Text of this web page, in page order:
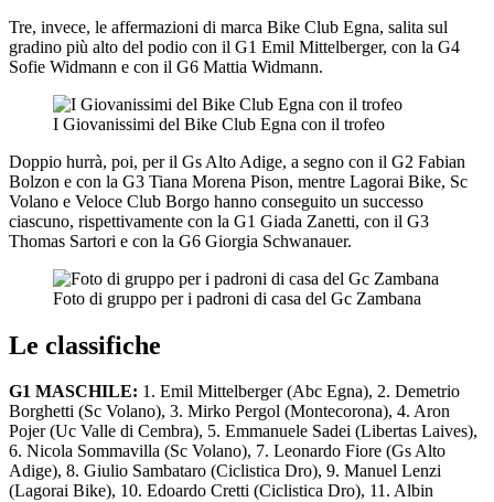
Tre, invece, le affermazioni di marca Bike Club Egna, salita sul
gradino più alto del podio con il G1 Emil Mittelberger, con la G4
Sofie Widmann e con il G6 Mattia Widmann.
I Giovanissimi del Bike Club Egna con il trofeo
Doppio hurrà, poi, per il Gs Alto Adige, a segno con il G2 Fabian
Bolzon e con la G3 Tiana Morena Pison, mentre Lagorai Bike, Sc
Volano e Veloce Club Borgo hanno conseguito un successo
ciascuno, rispettivamente con la G1 Giada Zanetti, con il G3
Thomas Sartori e con la G6 Giorgia Schwanauer.
Foto di gruppo per i padroni di casa del Gc Zambana
Le classifiche
G1 MASCHILE: 1. Emil Mittelberger (Abc Egna), 2. Demetrio
Borghetti (Sc Volano), 3. Mirko Pergol (Montecorona), 4. Aron
Pojer (Uc Valle di Cembra), 5. Emmanuele Sadei (Libertas Laives),
6. Nicola Sommavilla (Sc Volano), 7. Leonardo Fiore (Gs Alto
Adige), 8. Giulio Sambataro (Ciclistica Dro), 9. Manuel Lenzi
(Lagorai Bike), 10. Edoardo Cretti (Ciclistica Dro), 11. Albin